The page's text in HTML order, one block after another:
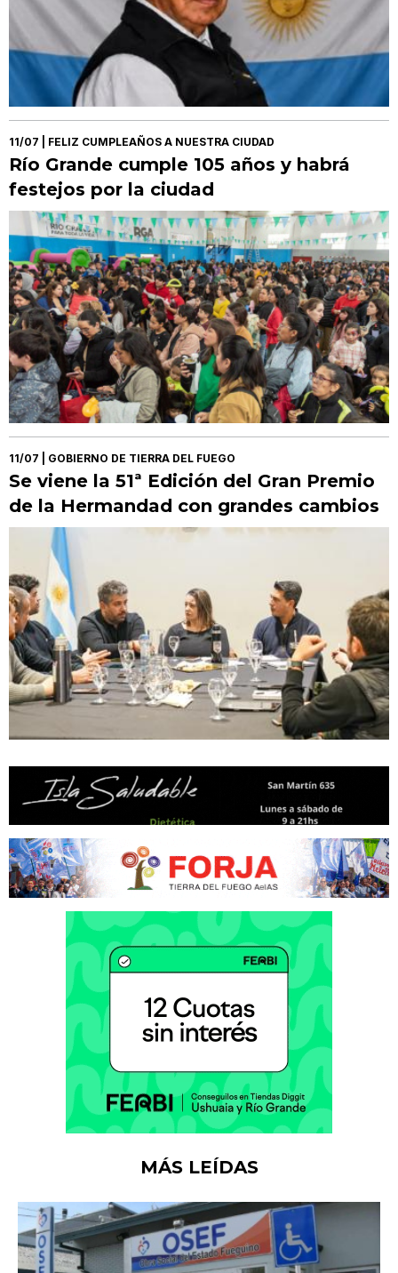
11/07 | FELIZ CUMPLEAÑOS A NUESTRA CIUDAD
Río Grande cumple 105 años y habrá
festejos por la ciudad
11/07 | GOBIERNO DE TIERRA DEL FUEGO
Se viene la 51ª Edición del Gran Premio
de la Hermandad con grandes cambios
MÁS LEÍDAS